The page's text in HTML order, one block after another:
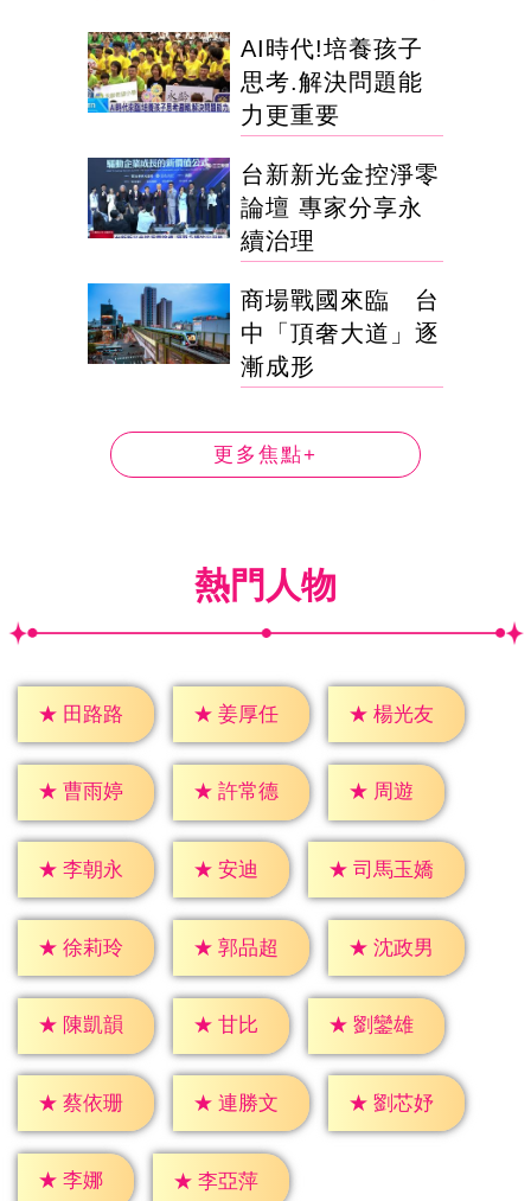
AI時代!培養孩子
思考.解決問題能
力更重要
台新新光金控淨零
論壇 專家分享永
續治理
商場戰國來臨 台
中「頂奢大道」逐
漸成形
更多焦點+
熱門人物
★ 田路路 ★ 姜厚任 ★ 楊光友
★ 曹雨婷 ★ 許常德 ★ 周遊
★ 李朝永 ★ 安迪 ★ 司馬玉嬌
★ 徐莉玲 ★ 郭品超 ★ 沈政男
★ 陳凱韻 ★ 甘比 ★ 劉鑾雄
★ 蔡依珊 ★ 連勝文 ★ 劉芯妤
★ 李娜 ★ 李亞萍